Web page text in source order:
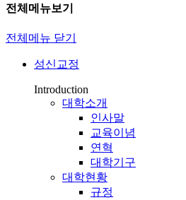
전체메뉴보기
전체메뉴 닫기
성신교정
Introduction
대학소개
인사말
교육이념
연혁
대학기구
대학현황
규정